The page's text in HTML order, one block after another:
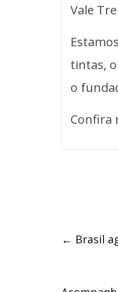
Vale
tintas,
o
Confira
← Brasil